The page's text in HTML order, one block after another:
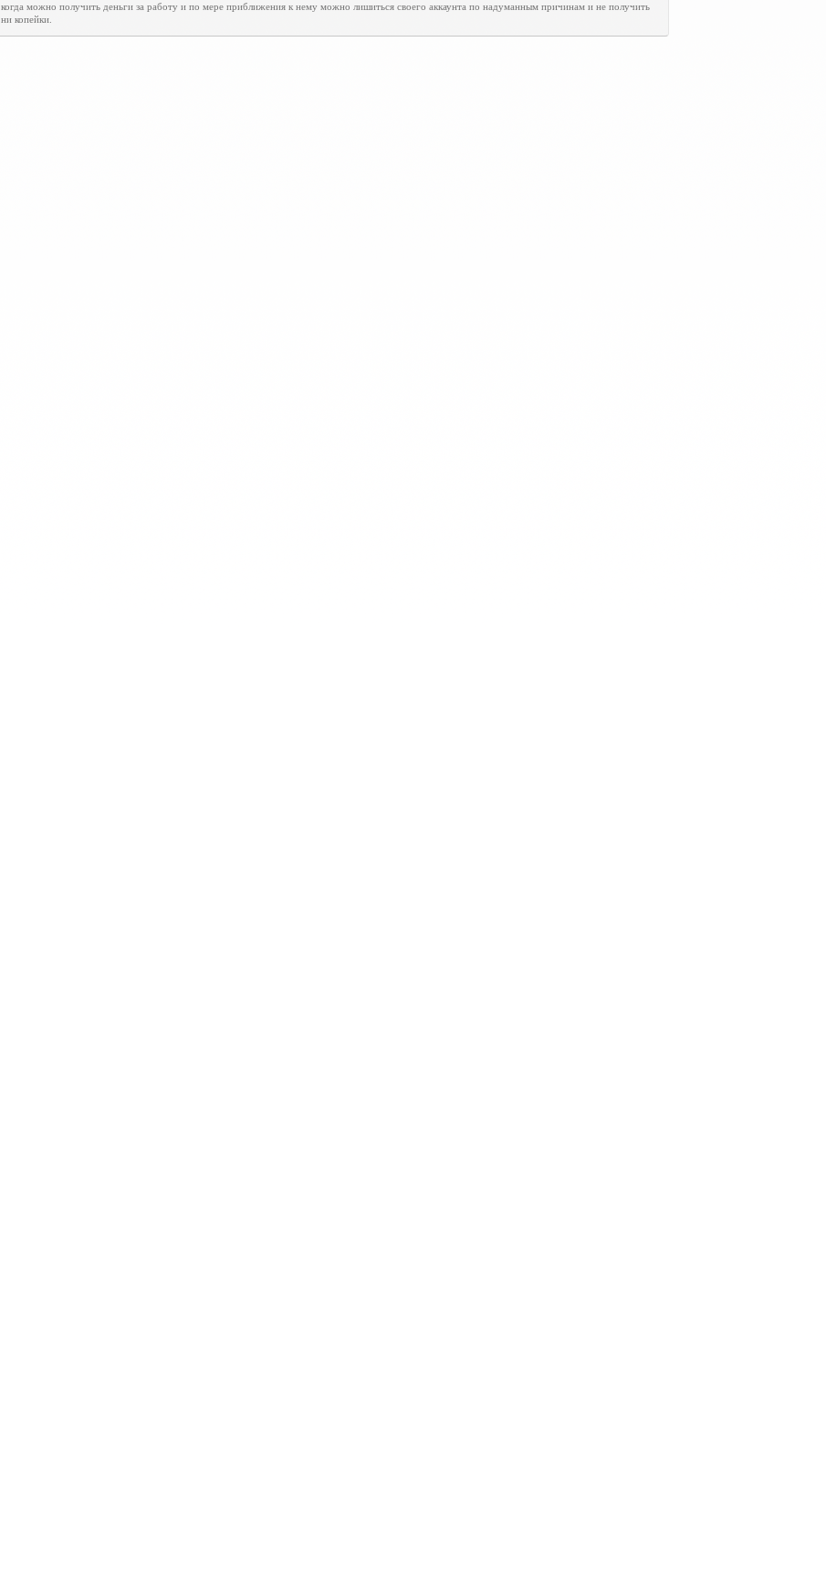
когда можно получить деньги за работу и по мере приближения к нему можно лишиться своего аккаунта по надуманным причинам и не получить
ни копейки.